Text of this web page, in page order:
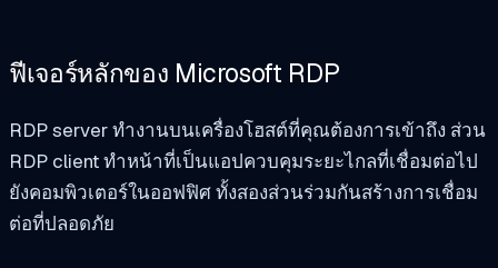
ฟีเจอร์หลักของ Microsoft RDP
RDP server ทำงานบนเครื่องโฮสต์ที่คุณต้องการเข้าถึง ส่วน
RDP client ทำหน้าที่เป็นแอปควบคุมระยะไกลที่เชื่อมต่อไป
ยังคอมพิวเตอร์ในออฟฟิศ ทั้งสองส่วนร่วมกันสร้างการเชื่อม
ต่อที่ปลอดภัย